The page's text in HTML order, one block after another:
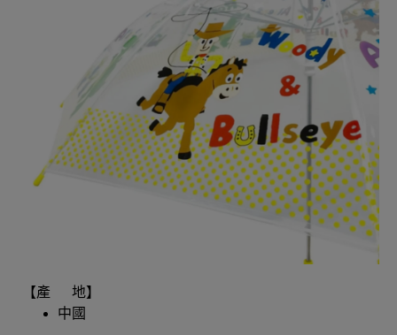
【產 地】
中國